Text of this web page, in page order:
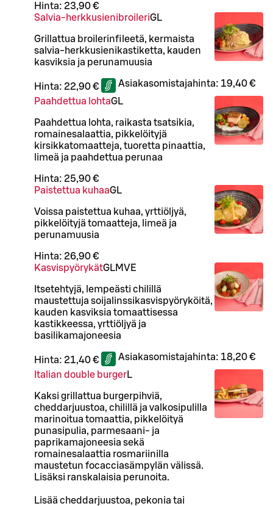
Hinta: 23,90 €
Salvia-herkkusienibroileriGL
Grillattua broilerinfileetä, kermaista
salvia-herkkusienikastiketta, kauden
kasviksia ja perunamuusia
Hinta: 22,90 € Asiakasomistajahinta: 19,40 €
Paahdettua lohtaGL
Paahdettua lohta, raikasta tsatsikia,
romainesalaattia, pikkelöityjä
kirsikkatomaatteja, tuoretta pinaattia,
limeä ja paahdettua perunaa
Hinta: 25,90 €
Paistettua kuhaaGL
Voissa paistettua kuhaa, yrttiöljyä,
pikkelöityjä tomaatteja, limeä ja
perunamuusia
Hinta: 26,90 €
KasvispyörykätGLMVE
Itsetehtyjä, lempeästi chilillä
maustettuja soijalinssikasvispyöryköitä,
kauden kasviksia tomaattisessa
kastikkeessa, yrttiöljyä ja
basilikamajoneesia
Hinta: 21,40 € Asiakasomistajahinta: 18,20 €
Italian double burgerL
Kaksi grillattua burgerpihviä,
cheddarjuustoa, chilillä ja valkosipulilla
marinoitua tomaattia, pikkelöityä
punasipulia, parmesaani- ja
paprikamajoneesia sekä
romainesalaattia rosmariinilla
maustetun focacciasämpylän välissä.
Lisäksi ranskalaisia perunoita.
Lisää cheddarjuustoa, pekonia tai